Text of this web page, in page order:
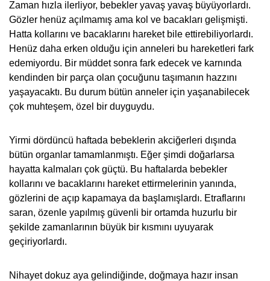
Zaman hızla ilerliyor, bebekler yavaş yavaş büyüyorlardı.
Gözler henüz açılmamış ama kol ve bacakları gelişmişti.
Hatta kollarını ve bacaklarını hareket bile ettirebiliyorlardı.
Henüz daha erken olduğu için anneleri bu hareketleri fark
edemiyordu. Bir müddet sonra fark edecek ve karnında
kendinden bir parça olan çocuğunu taşımanın hazzını
yaşayacaktı. Bu durum bütün anneler için yaşanabilecek
çok muhteşem, özel bir duyguydu.
Yirmi dördüncü haftada bebeklerin akciğerleri dışında
bütün organlar tamamlanmıştı. Eğer şimdi doğarlarsa
hayatta kalmaları çok güçtü. Bu haftalarda bebekler
kollarını ve bacaklarını hareket ettirmelerinin yanında,
gözlerini de açıp kapamaya da başlamışlardı. Etraflarını
saran, özenle yapılmış güvenli bir ortamda huzurlu bir
şekilde zamanlarının büyük bir kısmını uyuyarak
geçiriyorlardı.
Nihayet dokuz aya gelindiğinde, doğmaya hazır insan